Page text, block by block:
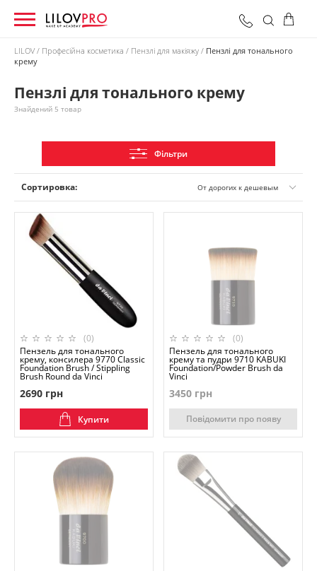
LILOV Професійна косметика Пензлі для макіяжу
Пензлі для тонального
крему
Пензлі для тонального крему
Знайдений 5 товар
Фільтри
Сортировка: От дорогих к дешевым
(0)
Пензель для тонального
крему, консилера 9770 Classic
Foundation Brush / Stippling
Brush Round da Vinci
2690 грн
Купити
(0)
Пензель для тонального
крему та пудри 9710 KABUKI
Foundation/Powder Brush da
Vinci
3450 грн
Повідомити про появу